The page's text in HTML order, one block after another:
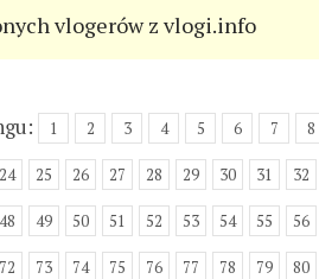
vlogerów z vlogi.info
1 2 3 4 5 6 7 8
24 25 26 27 28 29 30 31 32
48 49 50 51 52 53 54 55 56
72 73 74 75 76 77 78 79 80